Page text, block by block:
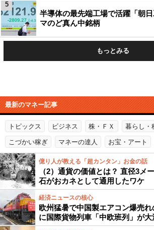
半導体の最先端工場で活躍「朝
マのど真ん中銘柄
5
もっとみる
最新のマネー記事
トピックス ビジネス 株・ＦＸ 暮らし・
こづかい稼ぎ マネーの達人 お宝・アート
億り人が教える「超カンタン」お金の話
（2）通貨の価値とは？ 直径3メ
石がおカネとして通用したワケ
経済ニュースの核心
欧州猛暑で中国製エアコン爆売
に国際貨物列車「中欧班列」が大